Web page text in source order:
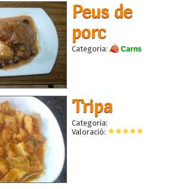
Peus de
porc
Categoria: Carns
Tripa
Categoria:
Valoració: